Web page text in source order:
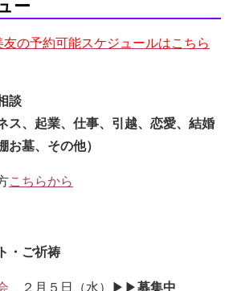
ー
の予約可能スケジュールはこちら
談
ス、起業、仕事、引越、恋愛、結婚
お墓、その他）
こちらから
・ご祈祷
２月５日（水）▶▶募集中